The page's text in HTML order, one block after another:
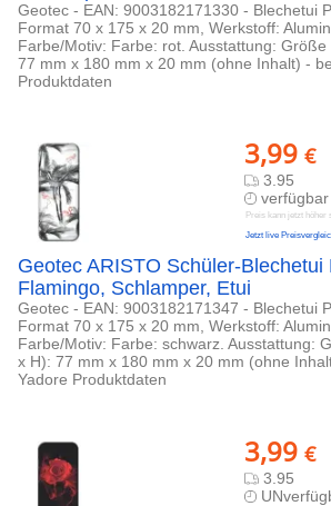
Geotec - EAN: 9003182171330 - Blechetui
Format 70 x 175 x 20 mm, Werkstoff:
Farbe/Motiv: Farbe: rot. Ausstattung:
77 mm x 180 mm x 20 mm (ohne Inhalt) -
Produktdaten
3,99 €
3.95
Preis kann jetzt höher
Jetzt live
Geotec ARISTO Schüler-Blechetui
Flamingo, Schlamper, Etui
Geotec - EAN: 9003182171347 - Blechetui
Format 70 x 175 x 20 mm, Werkstoff:
Farbe/Motiv: Farbe: schwarz. Ausstattung:
x H): 77 mm x 180 mm x 20 mm (ohne
Yadore Produktdaten
3,99 €
3.95